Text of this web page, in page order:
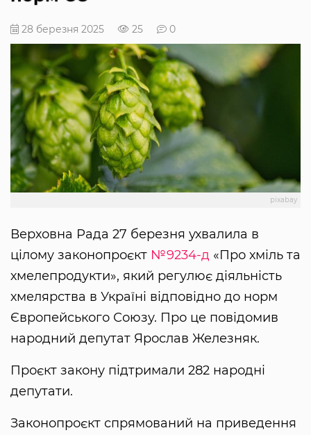
28 березня 2025 25 0
pixabay
Верховна Рада 27 березня ухвалила в
цілому законопроєкт №9234-д «Про хміль та
хмелепродукти», який регулює діяльність
хмелярства в Україні відповідно до норм
Європейського Союзу. Про це повідомив
народний депутат Ярослав Железняк.
Проєкт закону підтримали 282 народні
депутати.
Законопроєкт спрямований на приведення